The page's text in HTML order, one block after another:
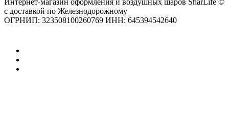
Интернет-магазин оформления и воздушных шаров SharLife ©
с доставкой по Железнодорожному
ОГРНИП: 323508100260769 ИНН: 645394542640